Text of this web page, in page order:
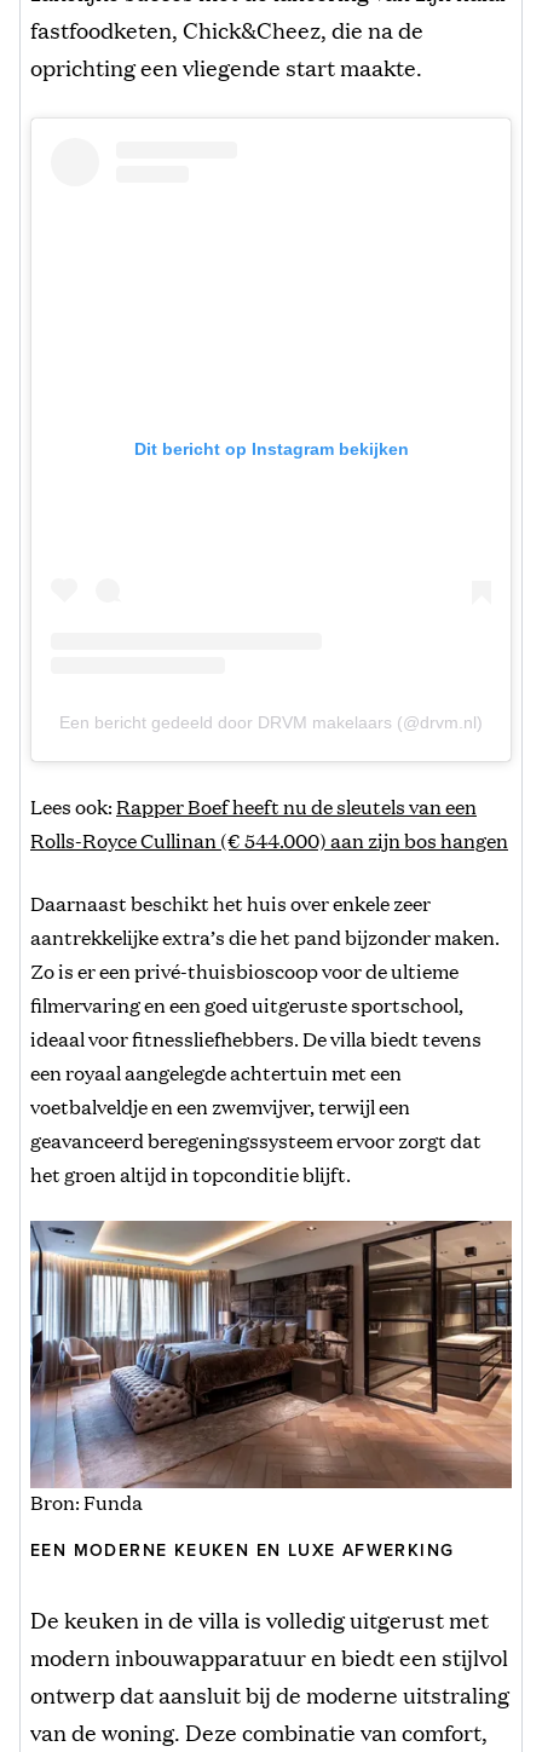
fastfoodketen, Chick&Cheez, die na de
oprichting een vliegende start maakte.
Dit bericht op Instagram bekijken
Een bericht gedeeld door DRVM makelaars (@drvm.nl)
Lees ook:Rapper Boef heeft nu de sleutels van een
Rolls-Royce Cullinan (€ 544.000) aan zijn bos hangen
Daarnaast beschikt het huis over enkele zeer
aantrekkelijke extra’s die het pand bijzonder maken.
Zo is er een privé-thuisbioscoop voor de ultieme
filmervaring en een goed uitgeruste sportschool,
ideaal voor fitnessliefhebbers. De villa biedt tevens
een royaal aangelegde achtertuin met een
voetbalveldje en een zwemvijver, terwijl een
geavanceerd beregeningssysteem ervoor zorgt dat
het groen altijd in topconditie blijft.
Bron: Funda
EEN MODERNE KEUKEN EN LUXE AFWERKING
De keuken in de villa is volledig uitgerust met
modern inbouwapparatuur en biedt een stijlvol
ontwerp dat aansluit bij de moderne uitstraling
van de woning. Deze combinatie van comfort,